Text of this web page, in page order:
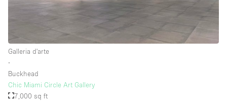
Galleria d'arte
∙
Buckhead
Chic Miami Circle Art Gallery
7,000 sq ft